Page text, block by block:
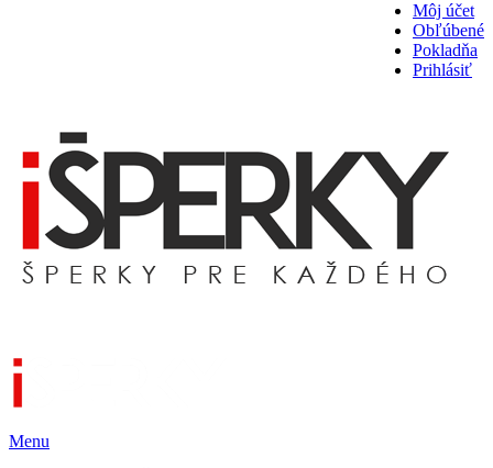
Môj účet
Obľúbené
Pokladňa
Prihlásiť
Menu